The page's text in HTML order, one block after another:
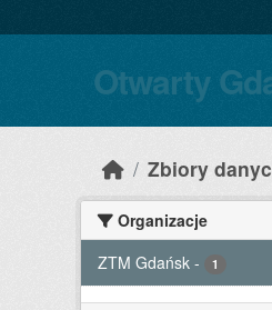
Otwarty
Zbiory
Organizacje
ZTM Gdańsk - 1